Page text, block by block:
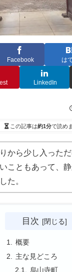
Facebook は
LinkedIn
この記事は約1分で読め
から少し入った
こともあって、
た。
目次
概要
主な見どころ
烏山寺町